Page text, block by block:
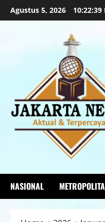
Agustus 5, 2026 10:22:41
NASIONAL